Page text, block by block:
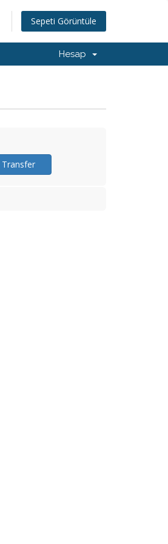
Sepeti Görüntüle
Hesap
Transfer